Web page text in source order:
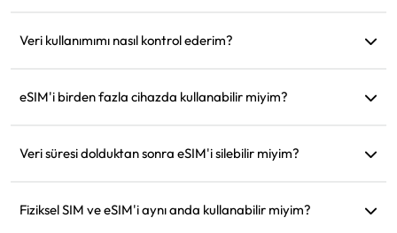
varır varmaz hemen kullanabilirsiniz.
Veri kullanımımı nasıl kontrol ederim?
edebilirsiniz.
eSIM'i birden fazla cihazda kullanabilir miyim?
müşteri desteğiyle iletişime geçin.
Veri süresi dolduktan sonra eSIM'i silebilir miyim?
yükleme yapmak üzere saklayabilirsiniz.
Fiziksel SIM ve eSIM'i aynı anda kullanabilir miyim?